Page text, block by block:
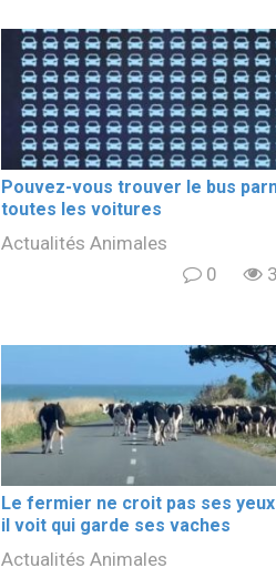
Pouvez-vous trouver le bus
toutes les voitures
Actualités Animales
0
Le fermier ne croit pas ses yeux
il voit qui garde ses vaches
Actualités Animales